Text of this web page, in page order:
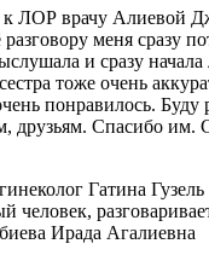
ЛОР врачу Алиевой
меня сразу
и сразу
тоже очень
понравилось. Буду
друзьям. Спасибо им.
Гатина
человек,
Ирада Агалиевна